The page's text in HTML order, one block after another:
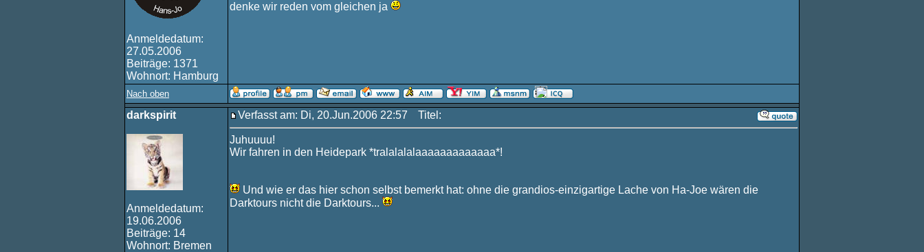
Anmeldedatum:
27.05.2006
Beiträge: 1371
Wohnort: Hamburg
denke wir reden vom gleichen ja
Nach oben
darkspirit
Anmeldedatum:
19.06.2006
Beiträge: 14
Wohnort: Bremen
Verfasst am: Di, 20.Jun.2006 22:57 Titel:
Juhuuuu!
Wir fahren in den Heidepark *tralalalalaaaaaaaaaaaaa*!
Und wie er das hier schon selbst bemerkt hat: ohne die grandios-einzigartige Lache von Ha-Joe wären die
Darktours nicht die Darktours...